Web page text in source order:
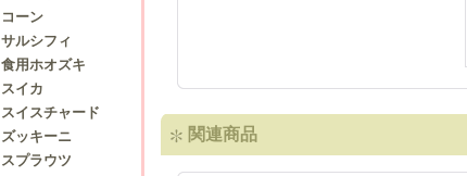
コーン
サルシフィ
食用ホオズキ
スイカ
スイスチャード
ズッキーニ
スプラウツ
関連商品